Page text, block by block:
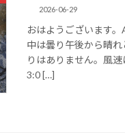
2026-06-29
おはようございます
中は曇り午後から晴
りはありません。風
3:0 […]